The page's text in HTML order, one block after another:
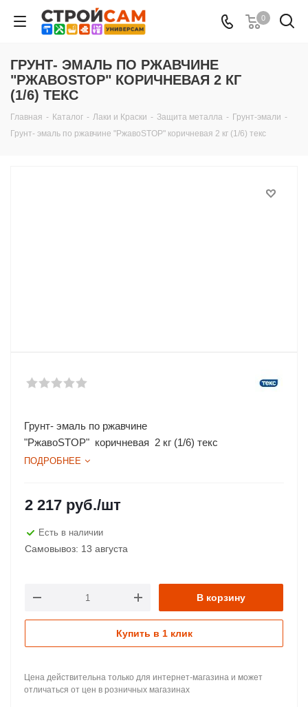
0
ГРУНТ- ЭМАЛЬ ПО РЖАВЧИНЕ
"РЖАВОSTOP" КОРИЧНЕВАЯ 2 КГ
(1/6) ТЕКС
Главная - Каталог - Лаки и Краски - Защита металла - Грунт-эмали -
Грунт- эмаль по ржавчине "РжавоSTOP" коричневая 2 кг (1/6) текс
Грунт- эмаль по ржавчине
"РжавоSTOP" коричневая 2 кг (1/6) текс
ПОДРОБНЕЕ
2 217 руб./шт
Есть в наличии
Самовывоз: 13 августа
В корзину
Купить в 1 клик
Цена действительна только для интернет-магазина и может
отличаться от цен в розничных магазинах